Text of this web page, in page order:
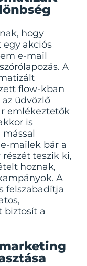
hogy
egy akciós
e-mail
A
flow-kban
üdvözlő
emlékeztetők
is
mailek bár a
teszik ki,
hoznak,
A
felszabadítja
biztosít a